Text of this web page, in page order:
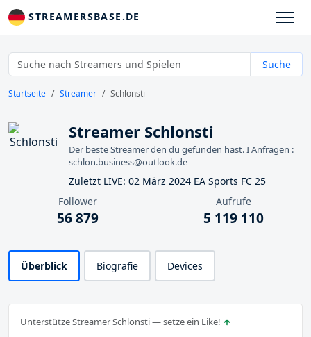
STREAMERSBASE.DE
Suche
Startseite Streamer Schlonsti
Streamer Schlonsti
Der beste Streamer den du gefunden hast. I Anfragen :
schlon.business@outlook.de
Zuletzt LIVE: 02 März 2024 EA Sports FC 25
Follower
56 879
Aufrufe
5 119 110
Überblick Biografie Devices
Unterstütze Streamer Schlonsti — setze ein Like!